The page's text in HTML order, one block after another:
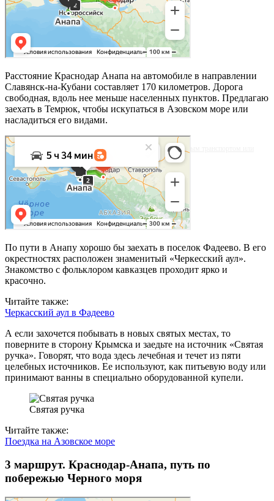
Расстояние Краснодар Анапа на автомобиле в направлении
Славянск-на-Кубани составляет 170 километров. Дорога
свободная, вдоль нее меньше населенных пунктов. Предлагаю
заехать в Темрюк, чтобы искупаться в Азовском море или
насладиться его видами.
Яндекс.Карты
Яблочная улица, 29: как доехать на автомобиле, общественным транспортом или
пешком – Яндекс.Карты
По пути в Анапу хорошо бы заехать в поселок Фадеево. В его
окрестностях расположен знаменитый «Черкесский аул».
Знакомство с фольклором кавказцев проходит ярко и
красочно.
Читайте также:
Черкасский аул в Фадеево
А если захочется побывать в новых святых местах, то
поверните в сторону Крымска и заедьте на источник «Святая
ручка». Говорят, что вода здесь лечебная и течет из пяти
целебных источников. Ее используют, как питьевую воду или
принимают ванны в специально оборудованной купели.
Святая ручка
Читайте также:
Поездка на Азовское море
3 маршрут. Краснодар-Анапа, путь по
побережью Черного моря